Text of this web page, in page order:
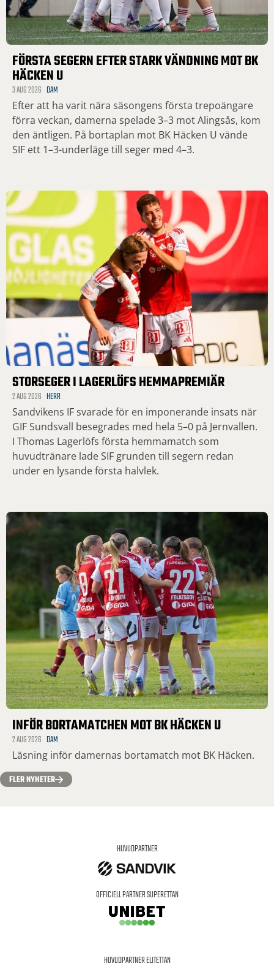
FÖRSTA SEGERN EFTER STARK VÄNDNING MOT BK
HÄCKEN U
3 AUG 2026 DAM
Efter att ha varit nära säsongens första trepoängare
förra veckan, damerna spelade 3–3 mot Alingsås, kom
den äntligen. På bortaplan mot BK Häcken U vände
SIF ett 1–3-underläge till seger med 4–3.
STORSEGER I LAGERLÖFS HEMMAPREMIÄR
2 AUG 2026 HERR
Sandvikens IF svarade för en imponerande insats när
GIF Sundsvall besegrades med hela 5–0 på Jernvallen.
I Thomas Lagerlöfs första hemmamatch som
huvudtränare lade SIF grunden till segern redan
under en lysande första halvlek.
INFÖR BORTAMATCHEN MOT BK HÄCKEN U
2 AUG 2026 DAM
Läsning inför damernas bortamatch mot BK Häcken.
FLER NYHETER
HUVUDPARTNER
OFFICIELL PARTNER SUPERETTAN
HUVUDPARTNER ELITETTAN